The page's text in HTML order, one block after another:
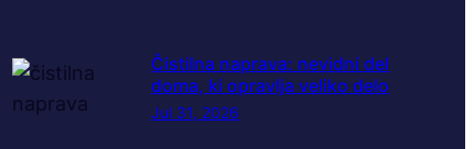
Čistilna naprava: nevidni del
doma, ki opravlja veliko delo
Jul 31, 2026